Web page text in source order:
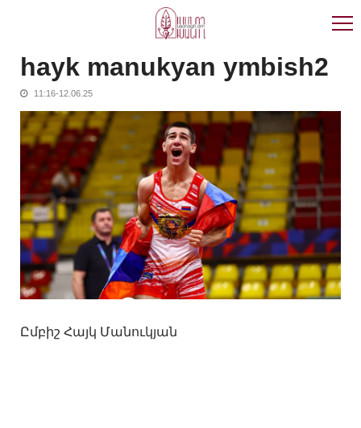
hayk manukyan ymbish2
11:16-12.06.25
Ըմբիշ Հայկ Մանուկյան